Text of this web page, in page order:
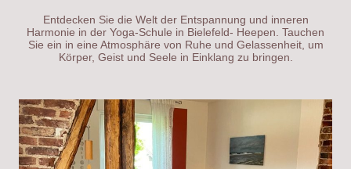
Entdecken Sie die Welt der Entspannung und inneren
Harmonie in der Yoga-Schule in Bielefeld- Heepen. Tauchen
Sie ein in eine Atmosphäre von Ruhe und Gelassenheit, um
Körper, Geist und Seele in Einklang zu bringen.